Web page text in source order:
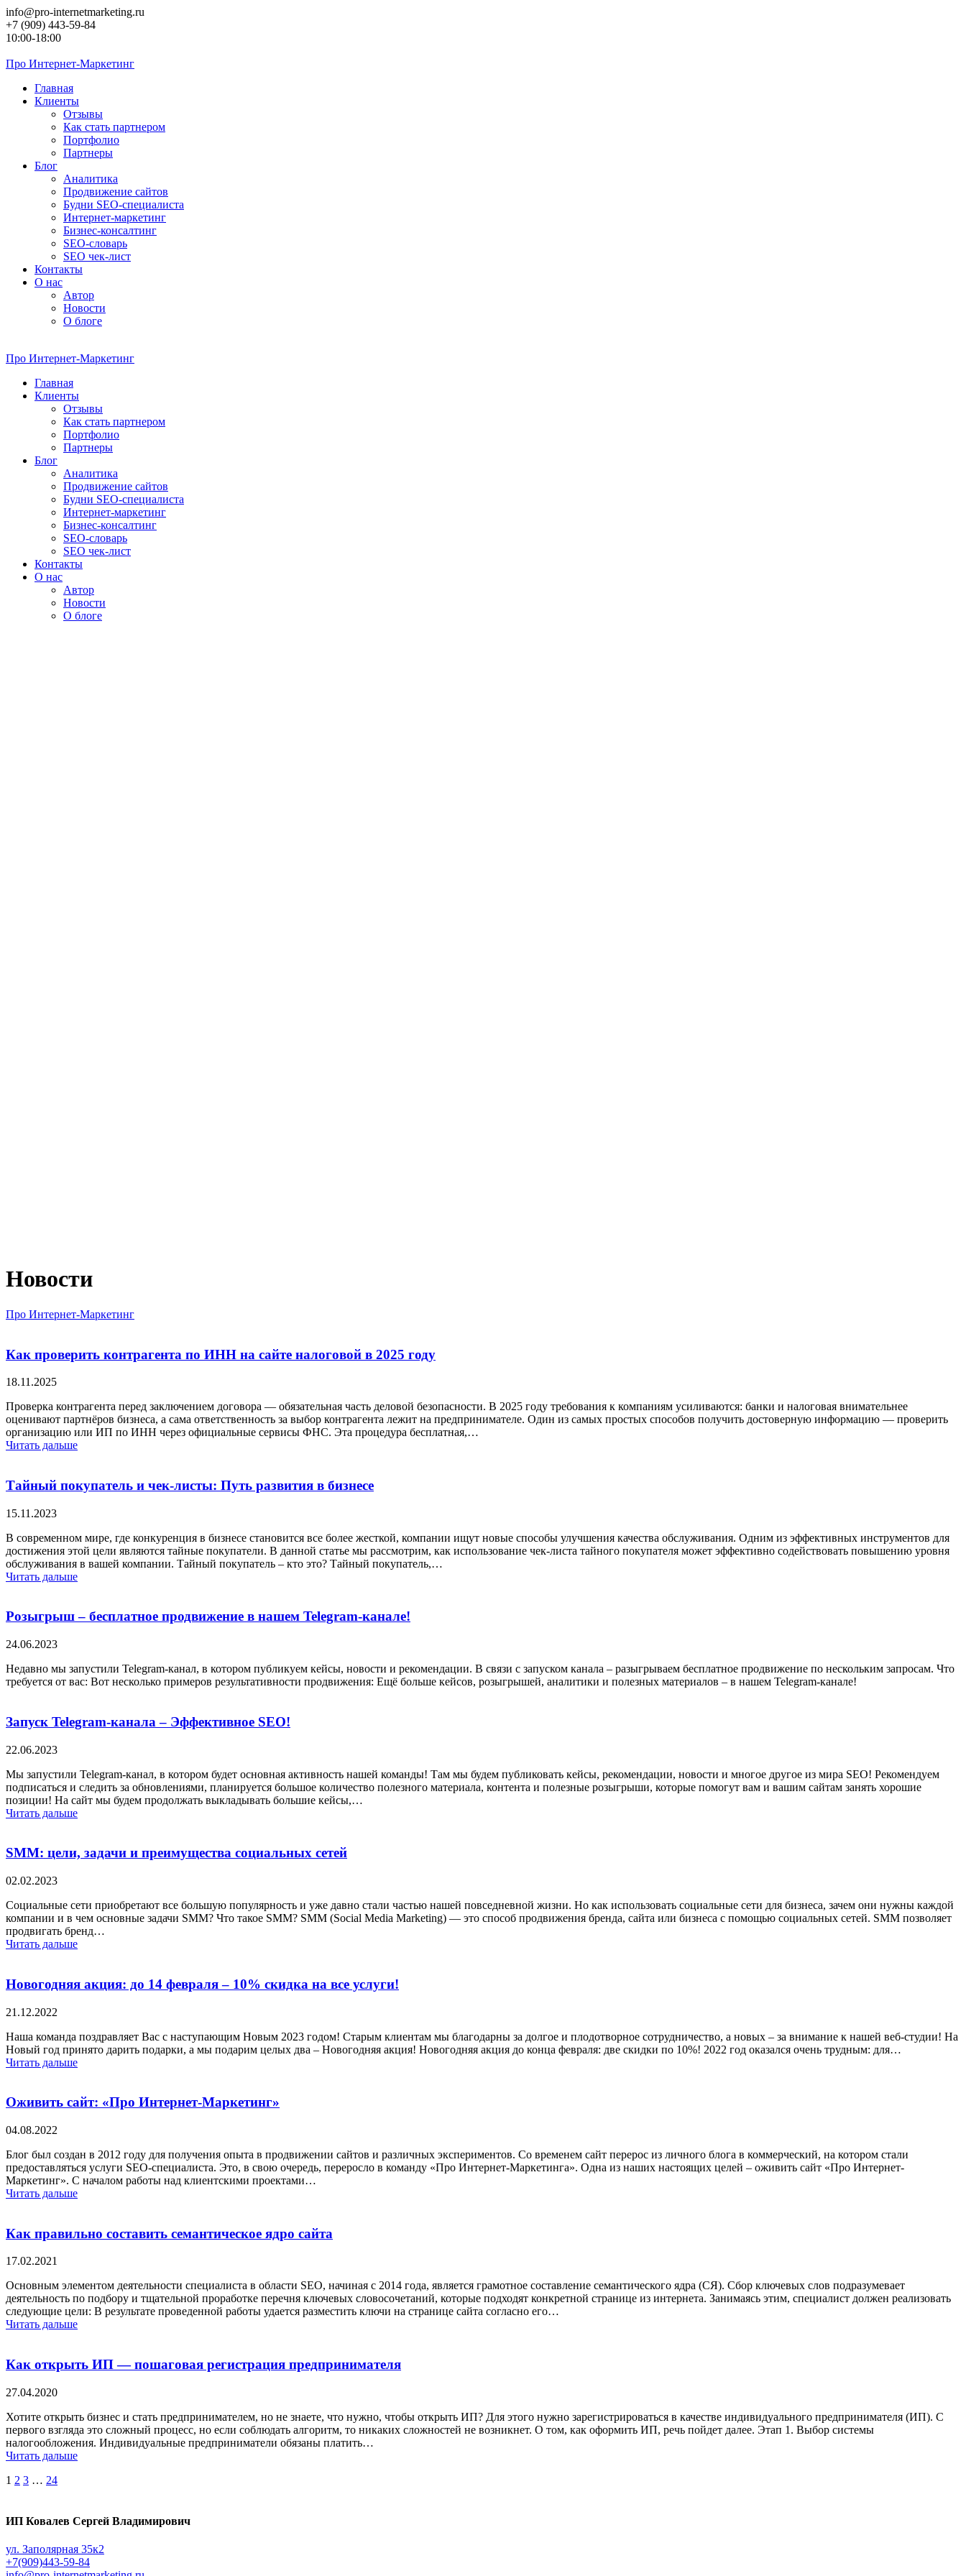
Перейти
к
контенту
info@pro-internetmarketing.ru
+7 (909) 443-59-84
10:00-18:00
Про Интернет-Маркетинг
Главная
Клиенты
Отзывы
Как стать партнером
Портфолио
Партнеры
Блог
Аналитика
Продвижение сайтов
Будни SEO-специалиста
Интернет-маркетинг
Бизнес-консалтинг
SEO-словарь
SEO чек-лист
Контакты
О нас
Автор
Новости
О блоге
Про Интернет-Маркетинг
Главная
Клиенты
Отзывы
Как стать партнером
Портфолио
Партнеры
Блог
Аналитика
Продвижение сайтов
Будни SEO-специалиста
Интернет-маркетинг
Бизнес-консалтинг
SEO-словарь
SEO чек-лист
Контакты
О нас
Автор
Новости
О блоге
Новости
Про Интернет-Маркетинг
Как проверить контрагента по ИНН на сайте налоговой в 2025 году
18.11.2025
Проверка контрагента перед заключением договора — обязательная часть деловой безопасности. В 2025 году требования к компаниям усиливаются: банки и налоговая внимательнее
оценивают партнёров бизнеса, а сама ответственность за выбор контрагента лежит на предпринимателе. Один из самых простых способов получить достоверную информацию — проверить
организацию или ИП по ИНН через официальные сервисы ФНС. Эта процедура бесплатная,…
Читать дальше
Тайный покупатель и чек-листы: Путь развития в бизнесе
15.11.2023
В современном мире, где конкуренция в бизнесе становится все более жесткой, компании ищут новые способы улучшения качества обслуживания. Одним из эффективных инструментов для
достижения этой цели являются тайные покупатели. В данной статье мы рассмотрим, как использование чек-листа тайного покупателя может эффективно содействовать повышению уровня
обслуживания в вашей компании. Тайный покупатель – кто это? Тайный покупатель,…
Читать дальше
Розыгрыш – бесплатное продвижение в нашем Telegram-канале!
24.06.2023
Недавно мы запустили Telegram-канал, в котором публикуем кейсы, новости и рекомендации. В связи с запуском канала – разыгрываем бесплатное продвижение по нескольким запросам. Что
требуется от вас: Вот несколько примеров результативности продвижения: Ещё больше кейсов, розыгрышей, аналитики и полезных материалов – в нашем Telegram-канале!
Запуск Telegram-канала – Эффективное SEO!
22.06.2023
Мы запустили Telegram-канал, в котором будет основная активность нашей команды! Там мы будем публиковать кейсы, рекомендации, новости и многое другое из мира SEO! Рекомендуем
подписаться и следить за обновлениями, планируется большое количество полезного материала, контента и полезные розыгрыши, которые помогут вам и вашим сайтам занять хорошие
позиции! На сайт мы будем продолжать выкладывать большие кейсы,…
Читать дальше
SMM: цели, задачи и преимущества социальных сетей
02.02.2023
Социальные сети приобретают все большую популярность и уже давно стали частью нашей повседневной жизни. Но как использовать социальные сети для бизнеса, зачем они нужны каждой
компании и в чем основные задачи SMM? Что такое SMM? SMM (Social Media Marketing) — это способ продвижения бренда, сайта или бизнеса с помощью социальных сетей. SMM позволяет
продвигать бренд…
Читать дальше
Новогодняя акция: до 14 февраля – 10% скидка на все услуги!
21.12.2022
Наша команда поздравляет Вас с наступающим Новым 2023 годом! Старым клиентам мы благодарны за долгое и плодотворное сотрудничество, а новых – за внимание к нашей веб-студии! На
Новый год принято дарить подарки, а мы подарим целых два – Новогодняя акция! Новогодняя акция до конца февраля: две скидки по 10%! 2022 год оказался очень трудным: для…
Читать дальше
Оживить сайт: «Про Интернет-Маркетинг»
04.08.2022
Блог был создан в 2012 году для получения опыта в продвижении сайтов и различных экспериментов. Со временем сайт перерос из личного блога в коммерческий, на котором стали
предоставляться услуги SEO-специалиста. Это, в свою очередь, переросло в команду «Про Интернет-Маркетинга». Одна из наших настоящих целей – оживить сайт «Про Интернет-
Маркетинг». С началом работы над клиентскими проектами…
Читать дальше
Как правильно составить семантическое ядро сайта
17.02.2021
Основным элементом деятельности специалиста в области SEO, начиная с 2014 года, является грамотное составление семантического ядра (СЯ). Сбор ключевых слов подразумевает
деятельность по подбору и тщательной проработке перечня ключевых словосочетаний, которые подходят конкретной странице из интернета. Занимаясь этим, специалист должен реализовать
следующие цели: В результате проведенной работы удается разместить ключи на странице сайта согласно его…
Читать дальше
Как открыть ИП — пошаговая регистрация предпринимателя
27.04.2020
Хотите открыть бизнес и стать предпринимателем, но не знаете, что нужно, чтобы открыть ИП? Для этого нужно зарегистрироваться в качестве индивидуального предпринимателя (ИП). С
первого взгляда это сложный процесс, но если соблюдать алгоритм, то никаких сложностей не возникнет. О том, как оформить ИП, речь пойдет далее. Этап 1. Выбор системы
налогообложения. Индивидуальные предприниматели обязаны платить…
Читать дальше
Навигация
записям
Страница
1 Страница
2 Страница
3 … Страница
24
ИП Ковалев Сергей Владимирович
ул. Заполярная 35к2
+7(909)443-59-84